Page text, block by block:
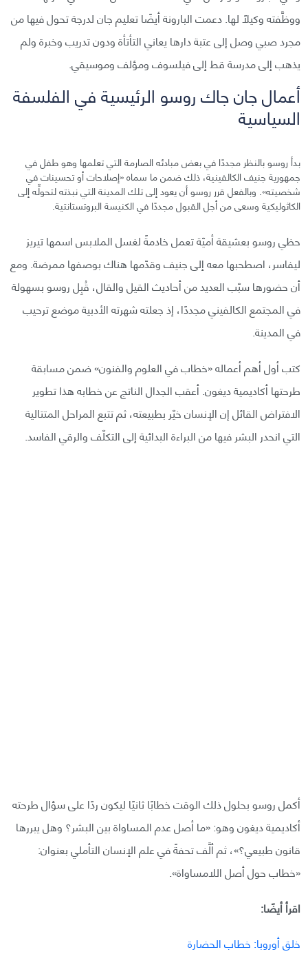
ووظَّفته وكيلًا لها. دعمت البارونة أيضًا تعليم جان لدرجة تحول فيها من
مجرد صبي وصل إلى عتبة دارها يعاني التأتأة ودون تدريب وخبرة ولم
يذهب إلى مدرسة قط إلى فيلسوف ومؤلف وموسيقي.
أعمال جان جاك روسو الرئيسية في الفلسفة
السياسية
بدأ روسو بالنظر مجددًا في بعض مبادئه الصارمة التي تعلمها وهو طفل في
جمهورية جنيف الكالفينية، ذلك ضمن ما سماه «إصلاحات أو تحسينات في
شخصيته». وبالفعل قرر روسو أن يعود إلى تلك المدينة التي نبذته لتحولِّه إلى
الكاثوليكية وسعى من أجل القبول مجددًا في الكنيسة البروتستانتية.
حظي روسو بعشيقة أميّة تعمل خادمةً لغسل الملابس اسمها تيريز
ليفاسر، اصطحبها معه إلى جنيف وقدّمها هناك بوصفها ممرضة. ومع
أن حضورها سبّب العديد من أحاديث القيل والقال، قُبِل روسو بسهولة
في المجتمع الكالفيني مجددًا، إذ جعلته شهرته الأدبية موضع ترحيب
في المدينة.
كتب أول أهم أعماله «خطاب في العلوم والفنون» ضمن مسابقة
طرحتها أكاديمية ديغون. أعقب الجدال الناتج عن خطابه هذا تطوير
الافتراض القائل إن الإنسان خيّر بطبيعته، ثم تتبع المراحل المتتالية
التي انحدر البشر فيها من البراءة البدائية إلى التكلّف والرقي الفاسد.
أكمل روسو بحلول ذلك الوقت خطابًا ثانيًا ليكون ردًا على سؤال طرحته
أكاديمية ديغون وهو: «ما أصل عدم المساواة بين البشر؟ وهل يبررها
قانون طبيعي؟»، ثم ألَّف تحفةً في علم الإنسان التأملي بعنوان:
«خطاب حول أصل اللامساواة».
اقرأ أيضًا:
خلق أوروبا: خطاب الحضارة